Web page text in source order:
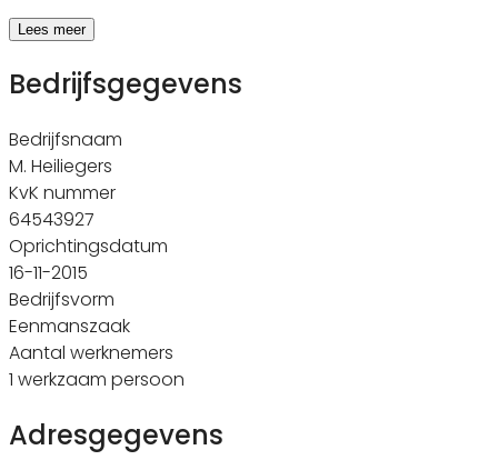
Lees meer
Bedrijfsgegevens
Bedrijfsnaam
M. Heiliegers
KvK nummer
64543927
Oprichtingsdatum
16-11-2015
Bedrijfsvorm
Eenmanszaak
Aantal werknemers
1 werkzaam persoon
Adresgegevens